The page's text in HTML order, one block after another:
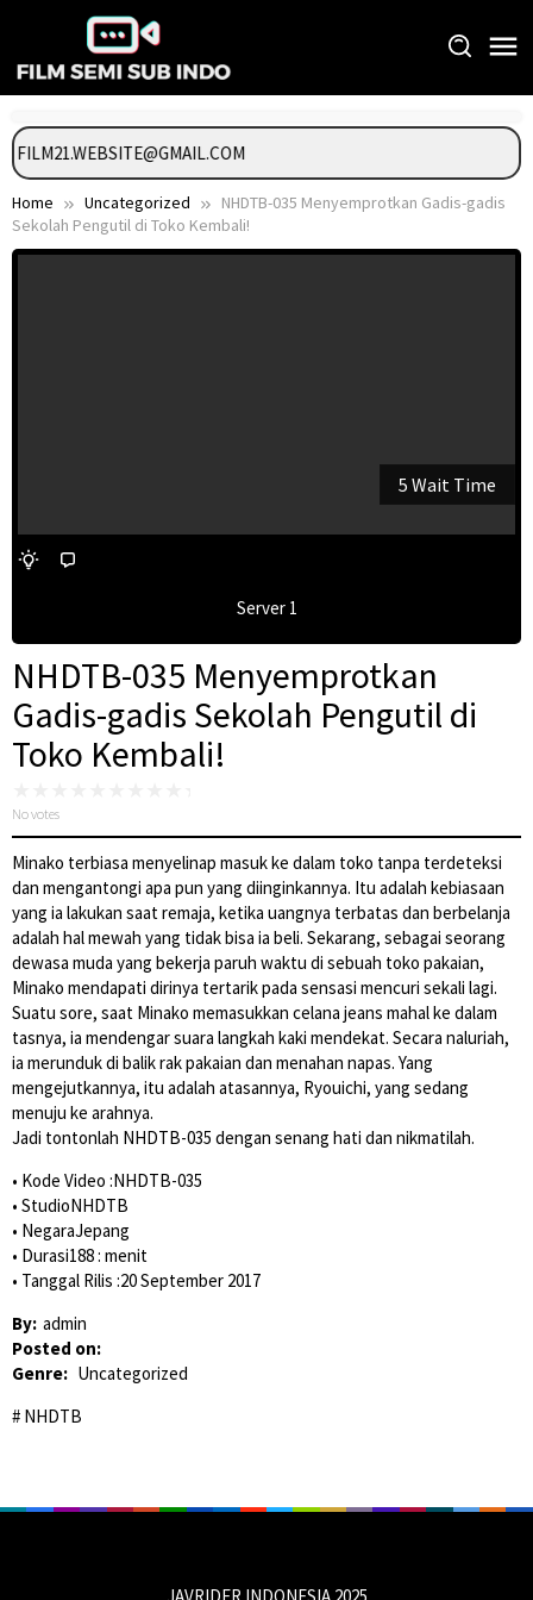
content
Home Uncategorized
NHDTB-035 Menyemprotkan Gadis-gadis
Sekolah Pengutil di Toko Kembali!
5 Wait Time
Server 1
NHDTB-035 Menyemprotkan
Gadis-gadis Sekolah Pengutil di
Toko Kembali!
No votes
Minako terbiasa menyelinap masuk ke dalam toko tanpa terdeteksi
dan mengantongi apa pun yang diinginkannya. Itu adalah kebiasaan
yang ia lakukan saat remaja, ketika uangnya terbatas dan berbelanja
adalah hal mewah yang tidak bisa ia beli. Sekarang, sebagai seorang
dewasa muda yang bekerja paruh waktu di sebuah toko pakaian,
Minako mendapati dirinya tertarik pada sensasi mencuri sekali lagi.
Suatu sore, saat Minako memasukkan celana jeans mahal ke dalam
tasnya, ia mendengar suara langkah kaki mendekat. Secara naluriah,
ia merunduk di balik rak pakaian dan menahan napas. Yang
mengejutkannya, itu adalah atasannya, Ryouichi, yang sedang
menuju ke arahnya.
Jadi tontonlah NHDTB-035 dengan senang hati dan nikmatilah.
• Kode Video :NHDTB-035
• StudioNHDTB
• NegaraJepang
• Durasi188 : menit
• Tanggal Rilis :20 September 2017
By: admin
Posted on:
Genre: Uncategorized
NHDTB